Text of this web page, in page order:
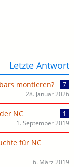
Letzte Antwort
montieren?
7
28. Januar 2026
NC
1
1. September 2019
für NC
6. März 2019